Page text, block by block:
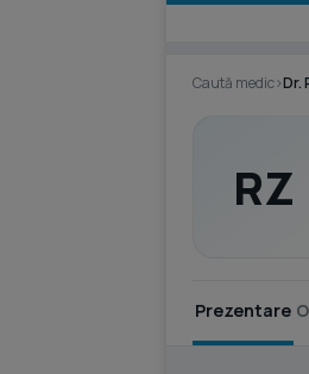
Caută medic›Dr.
RZ
Prezentare